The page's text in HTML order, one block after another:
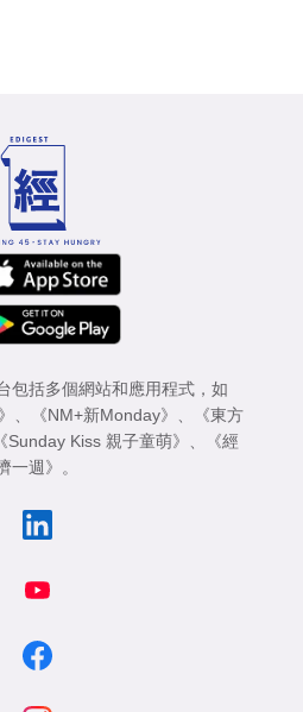
包括多個網站和應用程式，如
、 《NM+新Monday》 、
《東方
《Sunday Kiss 親子童萌》 、
《經
一週》 。